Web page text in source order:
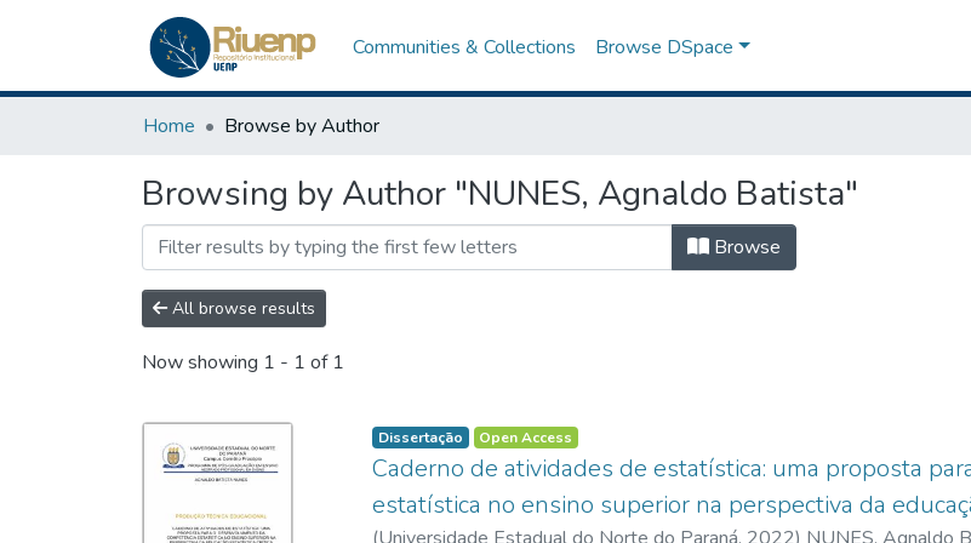
Communities & Collections Browse DSpace
Home Browse by Author
Browsing by Author "NUNES, Agnaldo Batista"
Browse
All browse results
Now showing 1 - 1 of 1
Dissertação Open Access
Caderno de atividades de estatística: uma proposta
estatística no ensino superior na perspectiva da